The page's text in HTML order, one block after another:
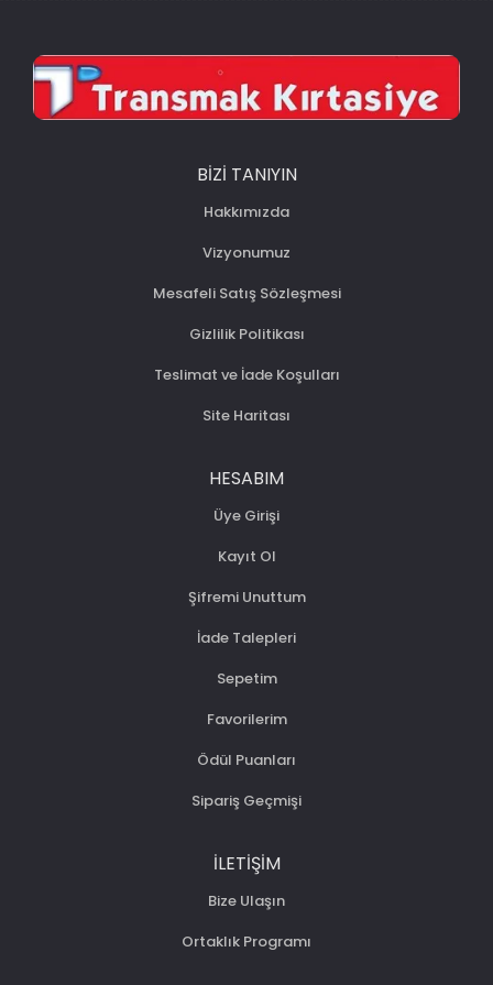
BIZI TANIYIN
Hakkımızda
Vizyonumuz
Mesafeli Satış Sözleşmesi
Gizlilik Politikası
Teslimat ve İade Koşulları
Site Haritası
HESABIM
Üye Girişi
Kayıt Ol
Şifremi Unuttum
İade Talepleri
Sepetim
Favorilerim
Ödül Puanları
Sipariş Geçmişi
İLETIŞIM
Bize Ulaşın
Ortaklık Programı